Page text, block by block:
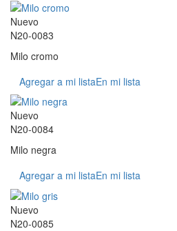
Nuevo
N20-0083
Milo cromo
Agregar a mi listaEn mi lista
Nuevo
N20-0084
Milo negra
Agregar a mi listaEn mi lista
Nuevo
N20-0085